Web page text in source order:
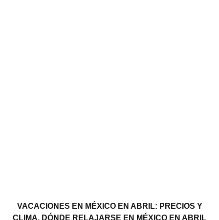
VACACIONES EN MÉXICO EN ABRIL: PRECIOS Y
CLIMA. DÓNDE RELAJARSE EN MÉXICO EN ABRIL